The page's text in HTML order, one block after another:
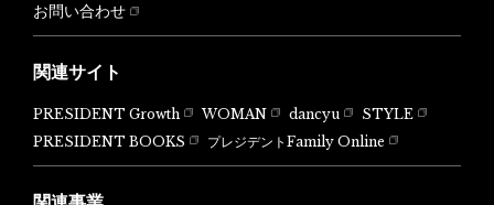
お問い合わせ
関連サイト
PRESIDENT Growth WOMAN dancyu
STYLE
PRESIDENT BOOKS
プレジデントFamily Online